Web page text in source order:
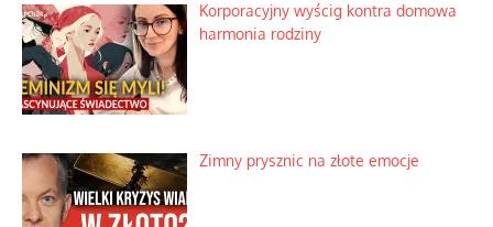
Korporacyjny wyścig kontra domowa
harmonia rodziny
Zimny prysznic na złote emocje